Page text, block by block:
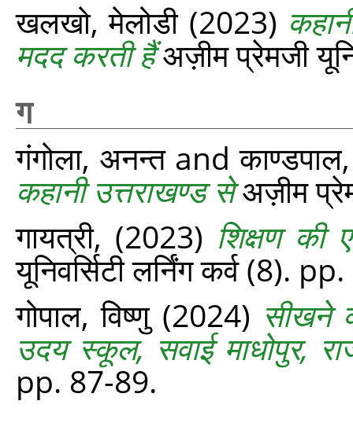
खलखो, मेलोडी(2023)
मदद करती हैंअज़ीम प्रेमजी
ग
गंगोला, अनन्तand
कहानी उत्तराखण्ड सेअज़ीम
गायत्री, (2023) शिक्षण की
यूनिवर्सिटी लर्निंग कर्व (8).
गोपाल, विष्णु(2024) सीखने
उदय स्कूल, सवाई माधोपुर,
pp. 87-89.